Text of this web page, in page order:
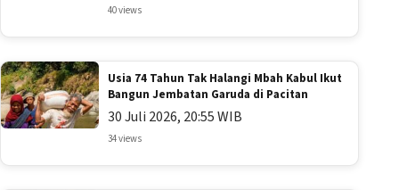
40 views
Usia 74 Tahun Tak Halangi Mbah Kabul Ikut
Bangun Jembatan Garuda di Pacitan
30 Juli 2026, 20:55 WIB
34 views